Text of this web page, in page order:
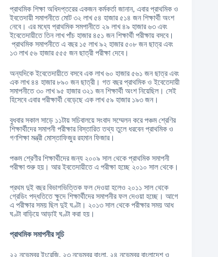
প্রাথমিক শিক্ষা অধিদপ্তরের একজন কর্মকর্তা জানান, এবার প্রাথমিক ও
ইবতেদায়ী সমাপনীতে মোট ৩২ লাখ ৫৪ হাজার ৫১৪ জন শিক্ষার্থী অংশ
নেবে। এর মধ্যে প্রাথমিক সমপানীতে ২৯ লাখ ৪৯ হাজার ৬৩ এবং
ইবেতেদায়ীতে তিন লাখ পাঁচ হাজার ৪৫১ জন শিক্ষার্থী পরীক্ষায় বসবে।
প্রাথমিক সমাপনীতে এ বছর ১৫ লাখ ৯২ হাজার ৫০৮ জন ছাত্র এবং
১৩ লাখ ৫৬ হাজার ৫৫৫ জন ছাত্রী পরীক্ষা দেবে।
অন্যদিকে ইবেতেদায়ীতে বসবে এক লাখ ৬০ হাজার ৫৬১ জন ছাত্র এবং
এক লাখ ৪৪ হাজার ৮৯০ জন ছাত্রী। গত বছর প্রাথমিক ও ইবেতেদায়ী
সমাপনীতে ৩০ লাখ ৯৫ হাজার ৩২১ জন শিক্ষার্থী অংশ নিয়েছিল। সেই
হিসেবে এবার পরীক্ষার্থী বেড়েছে এক লাখ ৫৯ হাজার ১৯৩ জন।
বুধবার সকাল সাড়ে ১১টায় সচিবালয়ে সংবাদ সম্মেলন করে পঞ্চম শ্রেণির
শিক্ষার্থীদের সমাপনী পরীক্ষার বিস্তারিত তথ্য তুলে ধরবেন প্রাথমিক ও
গণশিক্ষা মন্ত্রী মোস্তাফিজুর রহমান ফিজার।
পঞ্চম শ্রেণীর শিক্ষার্থীদের জন্য ২০০৯ সাল থেকে প্রাথমিক সমাপনী
পরীক্ষা শুরু হয়। আর ইবতেদায়ীতে এ পরীক্ষা হচ্ছে ২০১০ সাল থেকে।
প্রথম দুই বছর বিভাগভিত্তিক ফল দেওয়া হলেও ২০১১ সাল থেকে
গ্রেডিং পদ্ধতিতে ক্ষুদে শিক্ষার্থীদের সমাপনীর ফল দেওয়া হচ্ছে। আগে
এ পরীক্ষার সময় ছিল দুই ঘণ্টা। ২০১৩ সাল থেকে পরীক্ষার সময় আধ
ঘণ্টা বাড়িয়ে আড়াই ঘণ্টা করা হয়।
প্রাথমিক সমাপনীর সূচি
২২ নভেম্বর ইংরেজি, ২৩ নভেম্বর বাংলা, ২৪ নভেম্বর বাংলাদেশ ও